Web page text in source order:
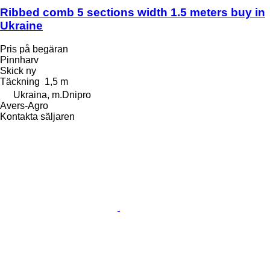
Ribbed comb 5 sections width 1.5 meters buy in
Ukraine
Pris på begäran
Pinnharv
Skick ny
Täckning 1,5 m
Ukraina, m.Dnipro
Avers-Agro
Kontakta säljaren